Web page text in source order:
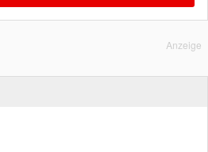
Anzeige